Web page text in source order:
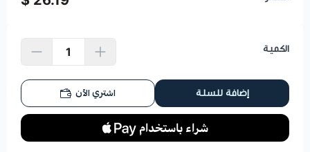
الكمية
إضافة للسلة اشتري الآن